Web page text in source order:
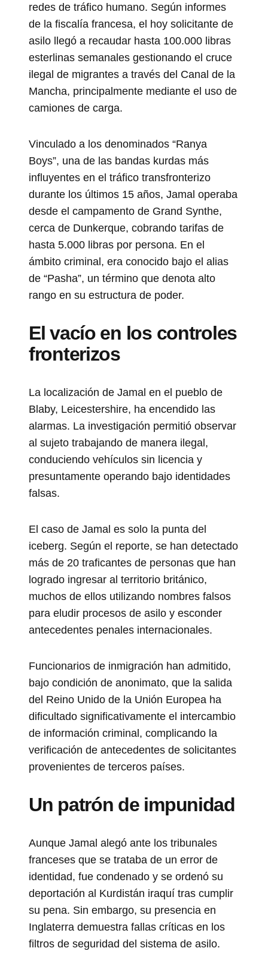
redes de tráfico humano. Según informes
de la fiscalía francesa, el hoy solicitante de
asilo llegó a recaudar hasta 100.000 libras
esterlinas semanales gestionando el cruce
ilegal de migrantes a través del Canal de la
Mancha, principalmente mediante el uso de
camiones de carga.
Vinculado a los denominados “Ranya
Boys”, una de las bandas kurdas más
influyentes en el tráfico transfronterizo
durante los últimos 15 años, Jamal operaba
desde el campamento de Grand Synthe,
cerca de Dunkerque, cobrando tarifas de
hasta 5.000 libras por persona. En el
ámbito criminal, era conocido bajo el alias
de “Pasha”, un término que denota alto
rango en su estructura de poder.
El vacío en los controles
fronterizos
La localización de Jamal en el pueblo de
Blaby, Leicestershire, ha encendido las
alarmas. La investigación permitió observar
al sujeto trabajando de manera ilegal,
conduciendo vehículos sin licencia y
presuntamente operando bajo identidades
falsas.
El caso de Jamal es solo la punta del
iceberg. Según el reporte, se han detectado
más de 20 traficantes de personas que han
logrado ingresar al territorio británico,
muchos de ellos utilizando nombres falsos
para eludir procesos de asilo y esconder
antecedentes penales internacionales.
Funcionarios de inmigración han admitido,
bajo condición de anonimato, que la salida
del Reino Unido de la Unión Europea ha
dificultado significativamente el intercambio
de información criminal, complicando la
verificación de antecedentes de solicitantes
provenientes de terceros países.
Un patrón de impunidad
Aunque Jamal alegó ante los tribunales
franceses que se trataba de un error de
identidad, fue condenado y se ordenó su
deportación al Kurdistán iraquí tras cumplir
su pena. Sin embargo, su presencia en
Inglaterra demuestra fallas críticas en los
filtros de seguridad del sistema de asilo.